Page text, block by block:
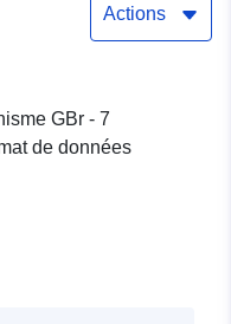
Actions
GBr - 7
de données